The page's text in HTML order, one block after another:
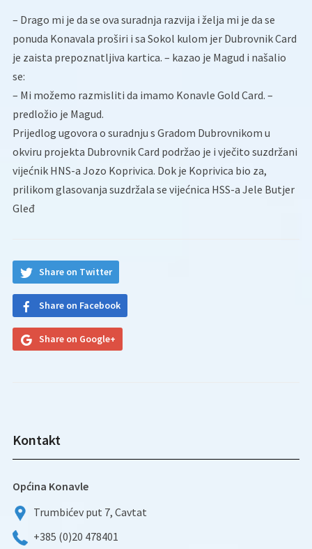
– Drago mi je da se ova suradnja razvija i želja mi je da se
ponuda Konavala proširi i sa Sokol kulom jer Dubrovnik Card
je zaista prepoznatljiva kartica. – kazao je Magud i našalio
se:
– Mi možemo razmisliti da imamo Konavle Gold Card. –
predložio je Magud.
Prijedlog ugovora o suradnju s Gradom Dubrovnikom u
okviru projekta Dubrovnik Card podržao je i vječito suzdržani
vijećnik HNS-a Jozo Koprivica. Dok je Koprivica bio za,
prilikom glasovanja suzdržala se vijećnica HSS-a Jele Butjer
Gleđ
Share on Twitter
Share on Facebook
Share on Google+
Kontakt
Općina Konavle
Trumbićev put 7, Cavtat
+385 (0)20 478401